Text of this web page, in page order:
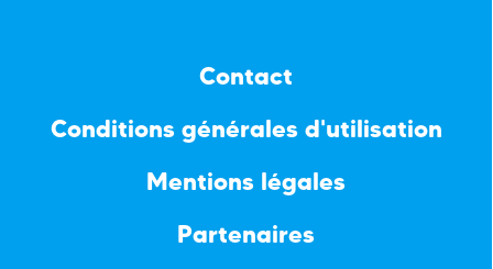
Contact
Conditions générales d'utilisation
Mentions légales
Partenaires